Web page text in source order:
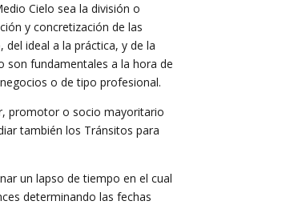
Cielo sea la división o
y concretización de las
ideal a la práctica, y de la
son fundamentales a la hora de
o de tipo profesional.
promotor o socio mayoritario
también los Tránsitos para
un lapso de tiempo en el cual
determinando las fechas